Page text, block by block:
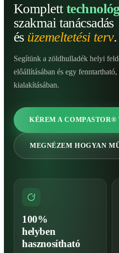
Komplett
szakmai tanácsadás
és üzemeltetési terv.
Segítünk a zöldhulladék helyi
előállításában és egy
kialakításában.
KÉREM A COMPASTOR®
MEGNÉZEM HOGYAN
100%
helyben
hasznosítható